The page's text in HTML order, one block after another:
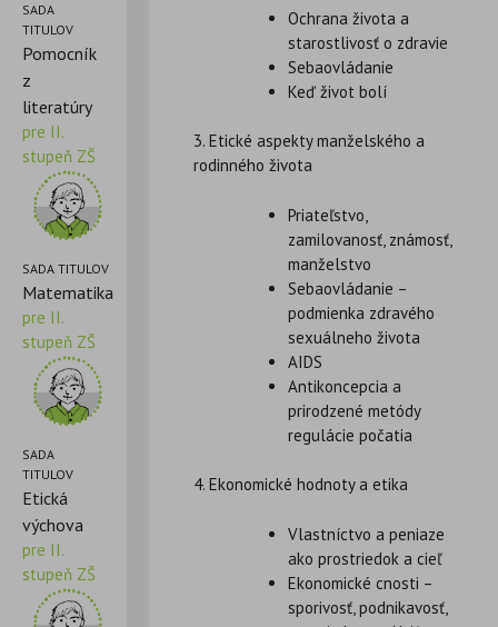
SADA
TITULOV
Pomocník
z
literatúry
pre II.
stupeň ZŠ
SADA TITULOV
Matematika
pre II.
stupeň ZŠ
SADA
TITULOV
Etická
výchova
pre II.
stupeň ZŠ
Ochrana života a
starostlivosť o zdravie
Sebaovládanie
Keď život bolí
3. Etické aspekty manželského a
rodinného života
Priateľstvo,
zamilovanosť, známosť,
manželstvo
Sebaovládanie –
podmienka zdravého
sexuálneho života
AIDS
Antikoncepcia a
prirodzené metódy
regulácie počatia
4. Ekonomické hodnoty a etika
Vlastníctvo a peniaze
ako prostriedok a cieľ
Ekonomické cnosti –
sporivosť, podnikavosť,